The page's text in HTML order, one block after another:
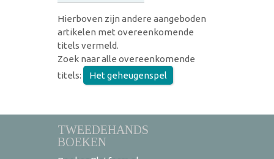
Hierboven zijn andere aangeboden
artikelen met overeenkomende
titels vermeld.
Zoek naar alle overeenkomende
titels:
Het geheugenspel
TWEEDEHANDS
BOEKEN